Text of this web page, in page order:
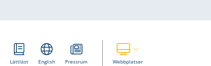
Lättläst English Pressrum WebbplatserVisa våra andra webbplatser